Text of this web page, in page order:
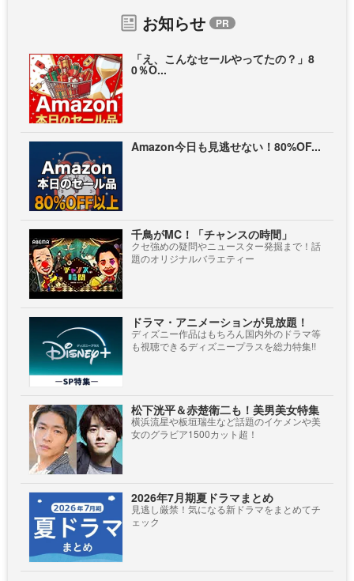
お知らせ
「え、こんなセールやってたの？」8
0％O...
Amazon今日も見逃せない！80%OF...
千鳥がMC！「チャンスの時間」
クセ強めの疑問やニュースター発掘まで！話
題のオリジナルバラエティー
ドラマ・アニメーションが見放題！
ディズニー作品はもちろん国内外のドラマ等
も視聴できるディズニープラスを総力特集!!
松下洸平＆赤楚衛二も！美男美女特集
横浜流星や板垣瑞生など話題のイケメンや美
女のグラビア1500カット超！
2026年7月期夏ドラマまとめ
見逃し厳禁！気になる新ドラマをまとめてチ
ェック